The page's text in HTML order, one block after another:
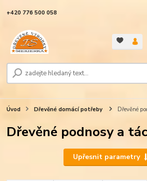
+420 776 500 058
Úvod Dřevěné domácí potřeby Dřevěné
Dřevěné podnosy a
Upřesnit parametry